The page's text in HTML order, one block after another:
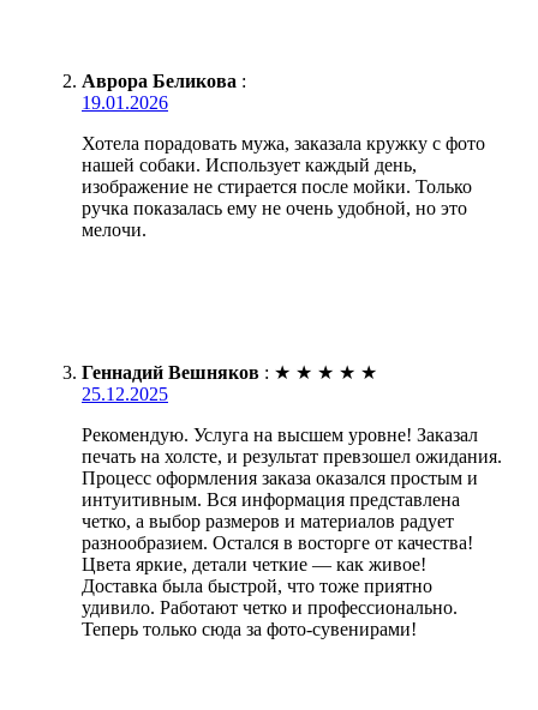
Аврора Беликова :
19.01.2026
Хотела порадовать мужа, заказала кружку с фото
нашей собаки. Использует каждый день,
изображение не стирается после мойки. Только
ручка показалась ему не очень удобной, но это
мелочи.
Геннадий Вешняков : ★ ★ ★ ★ ★
25.12.2025
Рекомендую. Услуга на высшем уровне! Заказал
печать на холсте, и результат превзошел ожидания.
Процесс оформления заказа оказался простым и
интуитивным. Вся информация представлена
четко, а выбор размеров и материалов радует
разнообразием. Остался в восторге от качества!
Цвета яркие, детали четкие — как живое!
Доставка была быстрой, что тоже приятно
удивило. Работают четко и профессионально.
Теперь только сюда за фото-сувенирами!